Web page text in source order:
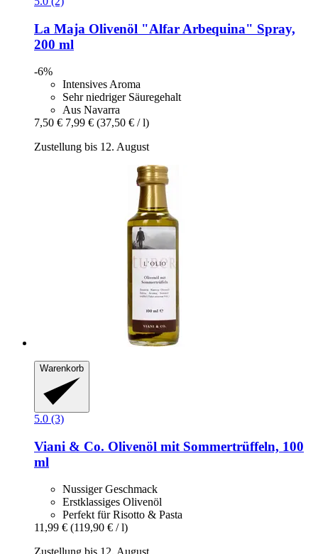
La Maja Olivenöl "Alfar Arbequina" Spray,
200 ml
-6%
Intensives Aroma
Sehr niedriger Säuregehalt
Aus Navarra
7,50 € 7,99 € (37,50 € / l)
Zustellung bis 12. August
Warenkorb
5.0 (3)
Viani & Co. Olivenöl mit Sommertrüffeln, 100
ml
Nussiger Geschmack
Erstklassiges Olivenöl
Perfekt für Risotto & Pasta
11,99 € (119,90 € / l)